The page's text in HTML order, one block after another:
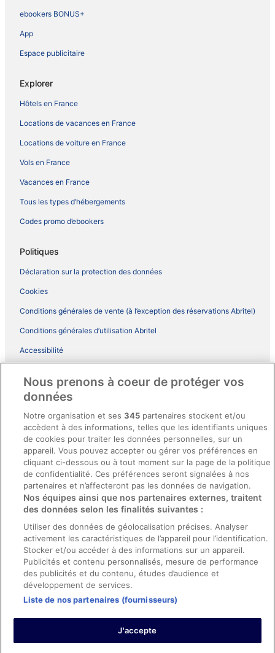
ebookers BONUS+
App
Espace publicitaire
Explorer
Hôtels en France
Locations de vacances en France
Locations de voiture en France
Vols en France
Vacances en France
Tous les types d’hébergements
Codes promo d’ebookers
Politiques
Déclaration sur la protection des données
Cookies
Conditions générales de vente (à l’exception des réservations Abritel)
Conditions générales d’utilisation Abritel
Accessibilité
Conditions générales du programme BONUS+ d’ebookers
Directives de contenu et signalement de contenus
Aide
Soutien
Annuler votre réservation d’hôtel ou de propriété de vacances
Échéances de remboursement
Utiliser un coupon ebookers
Electron, CartaSi, Carte Bleue, PayPal et Eurocard.
© 2026 Expedia, Inc., une entreprise d’Expedia Group. Tous droits
Nous prenons à coeur de protéger vos
données
Notre organisation et ses345 partenaires stockent et/ou
accèdent à des informations, telles que les identifiants uniques
de cookies pour traiter les données personnelles, sur un
appareil. Vous pouvez accepter ou gérer vos préférences en
cliquant ci-dessous ou à tout moment sur la page de la politique
de confidentialité. Ces préférences seront signalées à nos
partenaires et n’affecteront pas les données de navigation.
Nos équipes ainsi que nos partenaires externes, traitent
des données selon les finalités suivantes :
Utiliser des données de géolocalisation précises. Analyser
activement les caractéristiques de l’appareil pour l’identification.
Stocker et/ou accéder à des informations sur un appareil.
Publicités et contenu personnalisés, mesure de performance
des publicités et du contenu, études d’audience et
développement de services.
Liste de nos partenaires (fournisseurs)
J'accepte